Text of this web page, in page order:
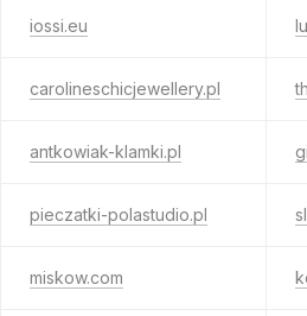
iossi.eu
carolineschicjewellery.pl
antkowiak-klamki.pl
pieczatki-polastudio.pl
miskow.com